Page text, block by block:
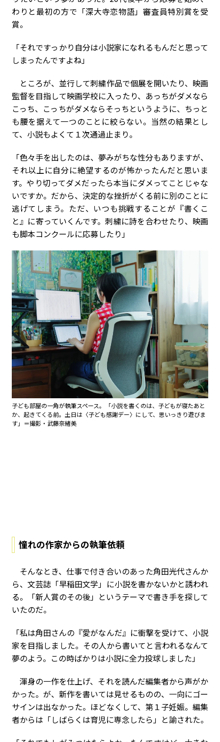
わりと最初の方で「深大寺恋物語」審査員特別賞を受
賞。
「それですっかり自分は小説家になれるもんだと思って
しまったんですよね」
ところが、並行して刺繍作品で個展を開いたり、映画
監督を目指して映画学校に入ったり、あっちがダメなら
こっち、こっちがダメならそっちというように、ちっと
も腰を据えて一つのことに絞らない。当然の結果とし
て、小説もよくて１次通過止まり。
「色々手を出したのは、夢みがちな性分もありますが、
それ以上に自分に絶望するのが怖かったんだと思いま
す。やり切ってダメだったら本当にダメってことじゃな
いですか。だから、決定的な挫折がくる前に別のことに
逃げてしまう。ただ、いつも挑戦することが『書くこ
と』に寄っていくんです。刺繍に詩を合わせたり、映画
も脚本コンクールに応募したり」
子ども部屋の一角が執筆スペース。「小説を書くのは、子どもが寝たあと
か、起きてくる前。土日は〈子ども感謝デー〉にして、思いっきり遊びま
す」＝撮影・武藤奈緒美
憧れの作家からの執筆依頼
そんなとき、仕事で付き合いのあった角田光代さんか
ら、文芸誌「早稲田文学」に小説を書かないかと誘われ
る。「新人賞のその後」というテーマで書き手を探して
いたのだ。
「私は角田さんの『愛がなんだ』に衝撃を受けて、小説
家を目指しました。その人から書いてと言われるなんて
夢のよう。この時ばかりは小説に全力投球しました」
渾身の一作を仕上げ、それを読んだ編集者から声がか
かった。が、新作を書いては見せるものの、一向にゴー
サインは出なかった。ほどなくして、第１子妊娠。編集
者からは「しばらくは育児に専念したら」と諭された。